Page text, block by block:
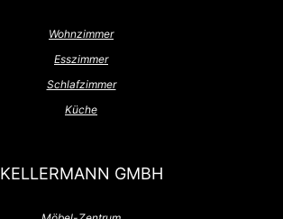
Wohnzimmer
Esszimmer
Schlafzimmer
Küche
KELLERMANN GMBH